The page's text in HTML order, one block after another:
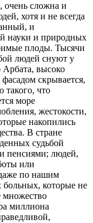
очень сложна и
хотя и не всегда
и
науки и природных
плоды. Тысячи
людей снуют у
высоко
скрывается,
такого, что
море
жестокости,
накопились
В стране
судьбой
пенсиями; людей,
или
по нашим
которые не
множество
миллиона